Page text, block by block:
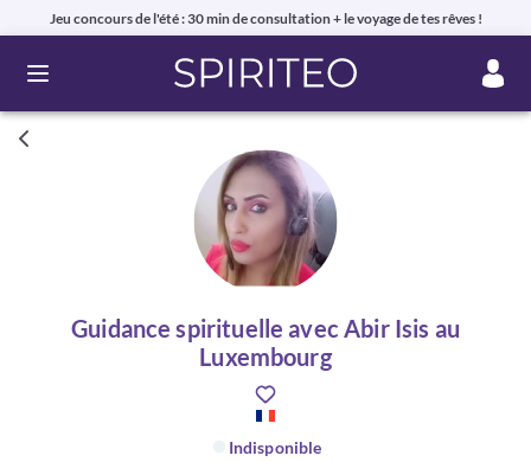
Jeu concours de l'été : 30 min de consultation + le voyage de tes rêves !
Ouvrir le menu
Guidance spirituelle avec Abir Isis au
Luxembourg
Indisponible